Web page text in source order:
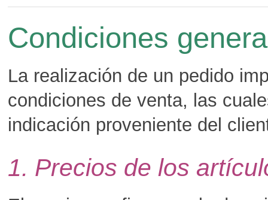
Condiciones
La realización de un pedido
condiciones de venta, las
indicación proveniente del
1. Precios de los